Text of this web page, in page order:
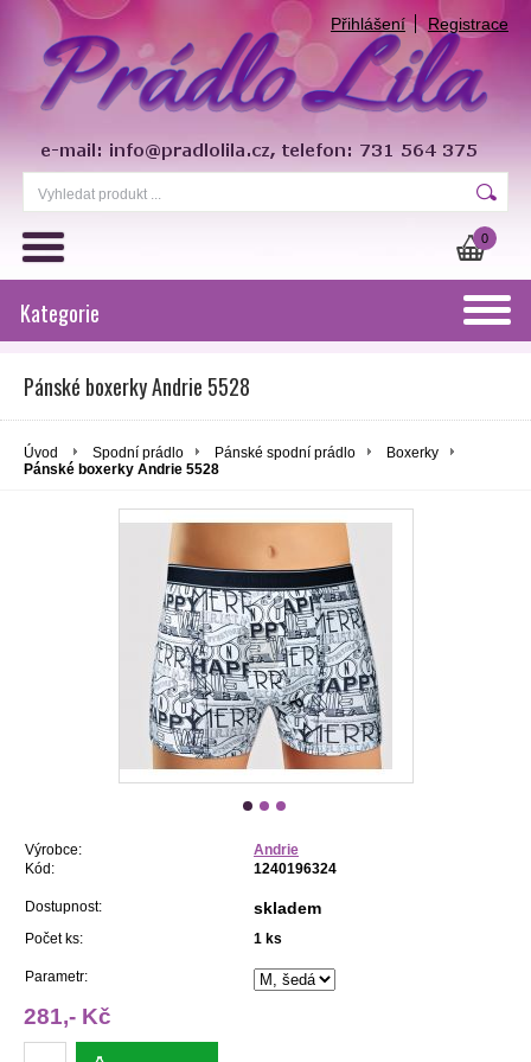
Přihlášení Registrace
0
Kategorie
Pánské boxerky Andrie 5528
Úvod Spodní prádlo Pánské spodní prádlo
Boxerky
Pánské boxerky Andrie 5528
Výrobce:
Andrie
Kód:
1240196324
Dostupnost: skladem
Počet ks: 1 ks
Parametr:
281,- Kč